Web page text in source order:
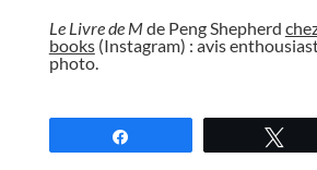
Le Livre de Mde Peng Shepherd
books(Instagram) : avis
photo.